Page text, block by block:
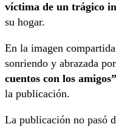
víctima de un trágico
su hogar.
En la imagen
sonriendo y abrazada
cuentos con los amigos”
la publicación.
La publicación no pasó